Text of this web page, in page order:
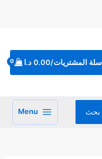
سلة المشتريات/0.00 د.ا
بحث Menu